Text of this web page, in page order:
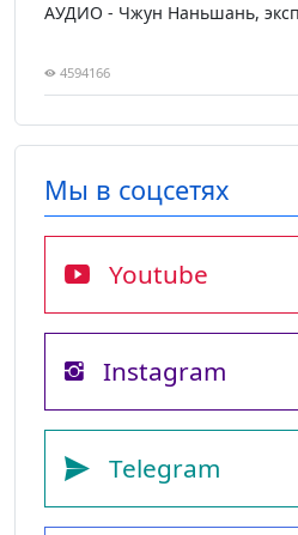
АУДИО - Чжун Наньшань,
4594166
Мы в соцсетях
Youtube
Instagram
Telegram